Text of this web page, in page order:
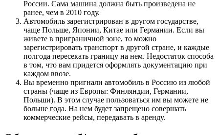
России. Сама машина должна быть произведена не
ранее, чем в 2010 году.
Автомобиль зарегистрирован в другом государстве,
чаще Польше, Японии, Китае или Германии. Если вы
живете в приграничной зоне, то можно
зарегистрировать транспорт в другой стране, и каждые
полгода пересекать границу на нем. Недостаток способа
в том, что вам придется оформлять документацию при
каждом ввозе.
Вы временно пригнали автомобиль в Россию из любой
страны (чаще из Европы: Финляндии, Германии,
Польши). В этом случае пользоваться им вы можете не
больше года. На нем будет запрещено совершать
коммерческие рейсы, передавать в аренду.